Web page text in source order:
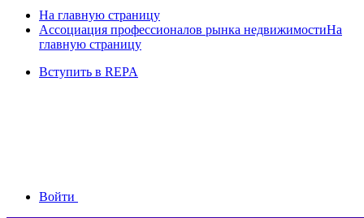
На главную страницу
Ассоциация профессионалов рынка недвижимостиНа
главную страницу
Вступить в REPA
Войти